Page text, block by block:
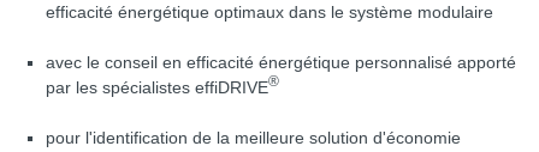
efficacité énergétique optimaux dans le système modulaire
avec le conseil en efficacité énergétique personnalisé apporté
par les spécialistes effiDRIVE®
pour l'identification de la meilleure solution d'économie